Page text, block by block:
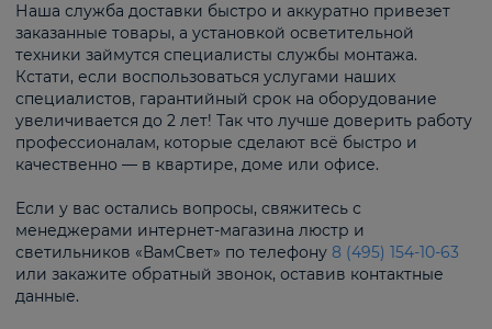
Наша служба доставки быстро и аккуратно привезет
заказанные товары, а установкой осветительной
техники займутся специалисты службы монтажа.
Кстати, если воспользоваться услугами наших
специалистов, гарантийный срок на оборудование
увеличивается до 2 лет! Так что лучше доверить работу
профессионалам, которые сделают всё быстро и
качественно — в квартире, доме или офисе.
Если у вас остались вопросы, свяжитесь с
менеджерами интернет-магазина люстр и
светильников «ВамСвет» по телефону 8 (495) 154-10-63
или закажите обратный звонок, оставив контактные
данные.